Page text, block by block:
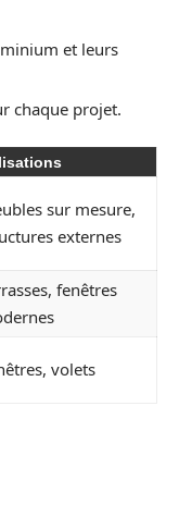
et leurs
chaque projet.
sur mesure,
externes
fenêtres
volets